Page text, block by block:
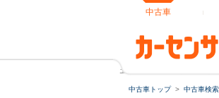
中古車
エクスプローラー リミテッド
中古車トップ
中古車検